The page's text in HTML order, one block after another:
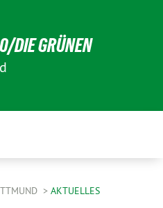
DIE GRÜNEN
AKTUELLES